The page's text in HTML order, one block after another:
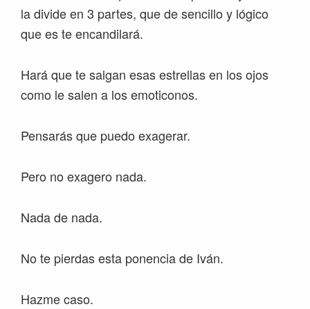
la divide en 3 partes, que de sencillo y lógico
que es te encandilará.
Hará que te salgan esas estrellas en los ojos
como le salen a los emoticonos.
Pensarás que puedo exagerar.
Pero no exagero nada.
Nada de nada.
No te pierdas esta ponencia de Iván.
Hazme caso.